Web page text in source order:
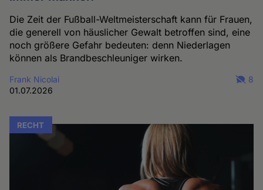
Die Zeit der Fußball-Weltmeisterschaft kann für Frauen,
die generell von häuslicher Gewalt betroffen sind, eine
noch größere Gefahr bedeuten: denn Niederlagen
können als Brandbeschleuniger wirken.
Frank Nicolai
01.07.2026
8
RECHT